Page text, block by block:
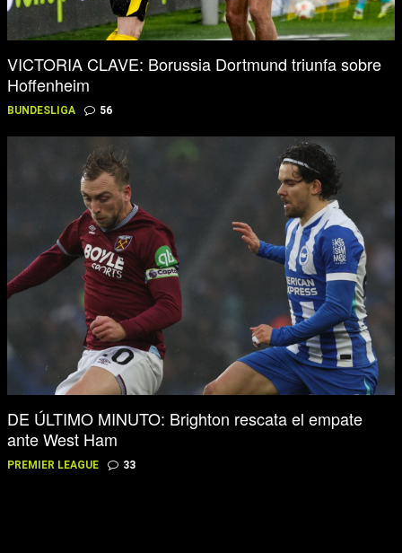
VICTORIA CLAVE: Borussia Dortmund triunfa sobre
Hoffenheim
BUNDESLIGA 56
DE ÚLTIMO MINUTO: Brighton rescata el empate
ante West Ham
PREMIER LEAGUE 33